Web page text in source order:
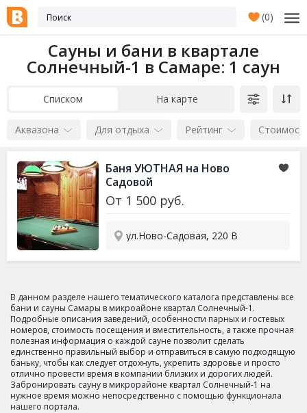
(0)
Сауны и бани в квартале
Солнечный-1 в Самаре: 1 саун
Списком На карте
Аквазона Для отдыха Рейтинг
Баня УЮТНАЯ на Ново
Садовой
От 1 500 руб.
ул.Ново-Садовая, 220 В
В данном разделе нашего тематического каталога представлены все
бани и сауны Самары в микроайоне квартал Солнечный-1.
Подробные описания заведений, особенности парных и гостевых
номеров, стоимость посещения и вместительность, а также прочная
полезная информация о каждой сауне позволит сделать
единственно правильный выбор и отправиться в самую подходящую
баньку, чтобы как следует отдохнуть, укрепить здоровье и просто
отлично провести время в компании близких и дорогих людей.
Забронировать сауну в микрорайоне квартал Солнечный-1 на
нужное время можно непосредственно с помощью функционала
нашего портала.